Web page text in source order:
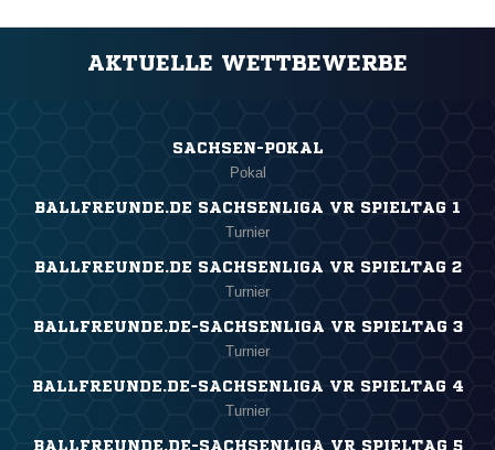
AKTUELLE WETTBEWERBE
SACHSEN-POKAL
Pokal
BALLFREUNDE.DE SACHSENLIGA VR SPIELTAG 1
Turnier
BALLFREUNDE.DE SACHSENLIGA VR SPIELTAG 2
Turnier
BALLFREUNDE.DE-SACHSENLIGA VR SPIELTAG 3
Turnier
BALLFREUNDE.DE-SACHSENLIGA VR SPIELTAG 4
Turnier
BALLFREUNDE.DE-SACHSENLIGA VR SPIELTAG 5